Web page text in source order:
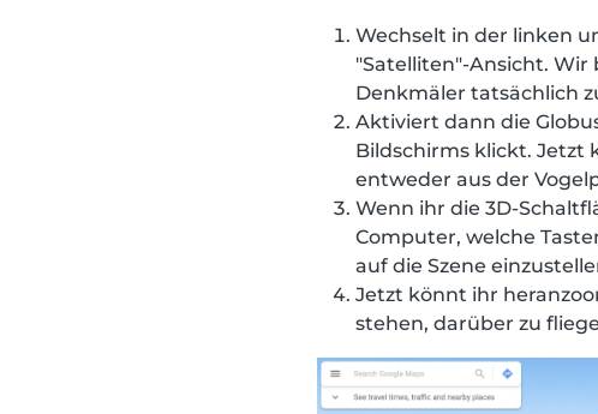
Wechselt in der linken
"Satelliten"-Ansicht. Wir
Denkmäler tatsächlich
Aktiviert dann die
Bildschirms klickt. Jetzt
entweder aus der
Wenn ihr die 3D-
Computer, welche
auf die Szene
Jetzt könnt ihr
stehen, darüber zu